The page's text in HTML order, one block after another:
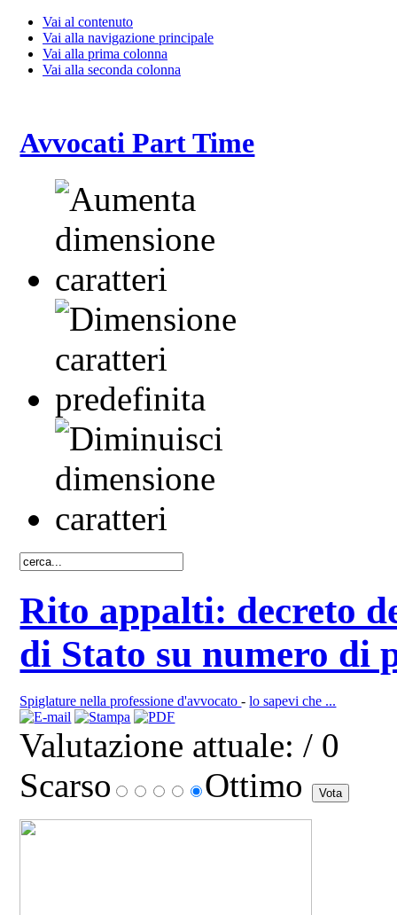
Vai al contenuto
Vai alla navigazione principale
Vai alla prima colonna
Vai alla seconda colonna
Avvocati Part Time
Rito appalti: decreto
di Stato su numero di
Spiglature nella professione d'avvocato-lo sapevi che ...
Valutazione attuale: / 0
Scarso
Ottimo